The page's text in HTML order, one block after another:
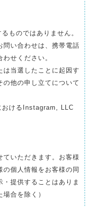
ものではありません。
問い合わせは、携帯電話
せください。
は当選したことに起因す
の他の申し立てについて
おけるInstagram, LLC
いただきます。お客様
個人情報をお客様の同
提供することはありま
合を除く）